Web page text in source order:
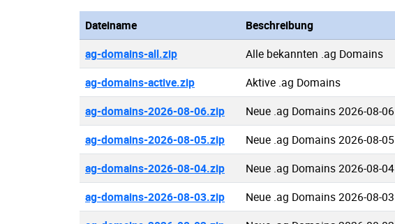
Dateiname Beschreibung
ag-domains-all.zip Alle bekannten .ag Domains
ag-domains-active.zip Aktive .ag Domains
ag-domains-2026-08-06.zip Neue .ag Domains 2026-08-06
ag-domains-2026-08-05.zip Neue .ag Domains 2026-08-05
ag-domains-2026-08-04.zip Neue .ag Domains 2026-08-04
ag-domains-2026-08-03.zip Neue .ag Domains 2026-08-03